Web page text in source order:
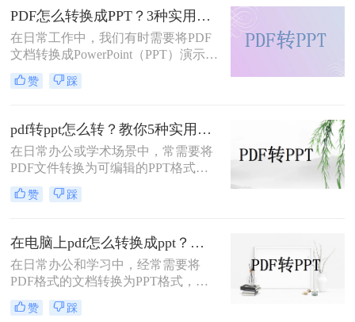
式，以便在演示文稿中使用或进行进
一步编辑。那么如何将pdf转换ppt
呢？本文将详细介绍几种将PDF转换
为PPT的方法，帮助您高效地完成这
一任务。
PDF怎么转换成PPT？3种实用方法详解！
在日常工作中，我们有时需要将PDF
文档转换成PowerPoint（PPT）演示文
稿以方便展示或编辑。那么PDF怎么
转换成PPT呢？本文将介绍几种实现
赞 踩
pdf转ppt怎么转？教你5种实用的方法！
在日常办公或学术场景中，常需要将
PDF文件转换为可编辑的PPT格式。
那么pdf转ppt怎么转呢？本文整理了5
种主流方法，从工具选择到操作细节
赞 踩
在电脑上pdf怎么转换成ppt？三招助你速转文档格式！
在日常办公和学习中，经常需要将
PDF格式的文档转换为PPT格式，以
便进行演示和讲解。那么在电脑上pdf
怎么转换成ppt呢？本文将介绍三种将
赞 踩